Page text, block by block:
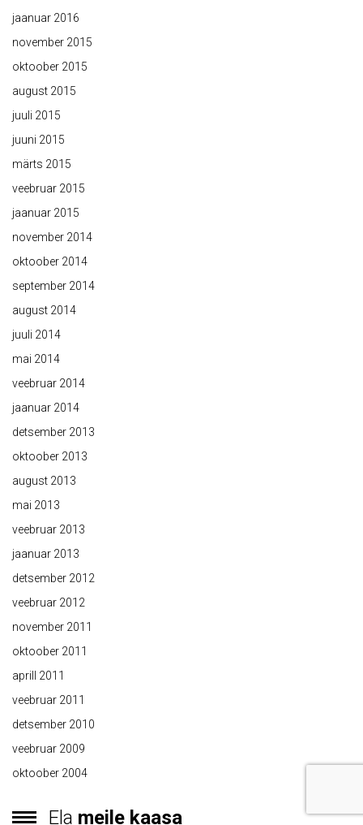
jaanuar 2016
november 2015
oktoober 2015
august 2015
juuli 2015
juuni 2015
märts 2015
veebruar 2015
jaanuar 2015
november 2014
oktoober 2014
september 2014
august 2014
juuli 2014
mai 2014
veebruar 2014
jaanuar 2014
detsember 2013
oktoober 2013
august 2013
mai 2013
veebruar 2013
jaanuar 2013
detsember 2012
veebruar 2012
november 2011
oktoober 2011
aprill 2011
veebruar 2011
detsember 2010
veebruar 2009
oktoober 2004
Ela meile kaasa